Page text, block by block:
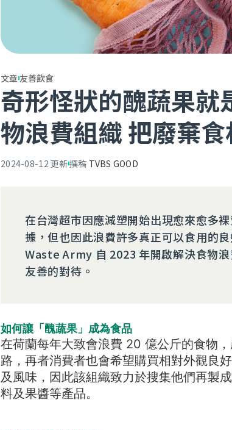
文章友善飲食
奇形怪狀的醜蔬果就
物浪費組織 把廢棄
2024-08-12 更新撰稿 TVBS GOOD
在台灣超市因應減塑開始出現愈來愈多
據，但也因此浪費許多真正可以食用的
Waste Army 自 2023 年開啟解決食物
友善的對待。
如何讓「醜蔬果」成為食品
在荷蘭每年大致會浪費 20 億公斤的食物
路，再者消費者也會希望購買相對外觀良
及風味，因此該組織致力於搜集他們再製
料及果醬等產品。